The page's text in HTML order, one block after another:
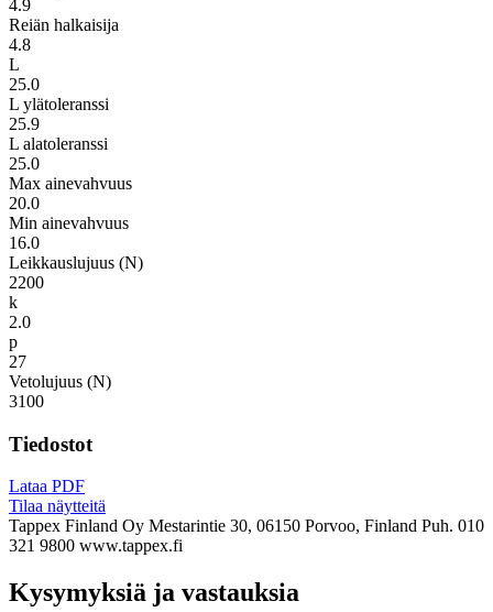
4.9
Reiän halkaisija
4.8
L
25.0
L ylätoleranssi
25.9
L alatoleranssi
25.0
Max ainevahvuus
20.0
Min ainevahvuus
16.0
Leikkauslujuus (N)
2200
k
2.0
p
27
Vetolujuus (N)
3100
Tiedostot
Lataa PDF
Tilaa näytteitä
Tappex Finland Oy Mestarintie 30, 06150 Porvoo, Finland Puh. 010
321 9800 www.tappex.fi
Kysymyksiä ja vastauksia